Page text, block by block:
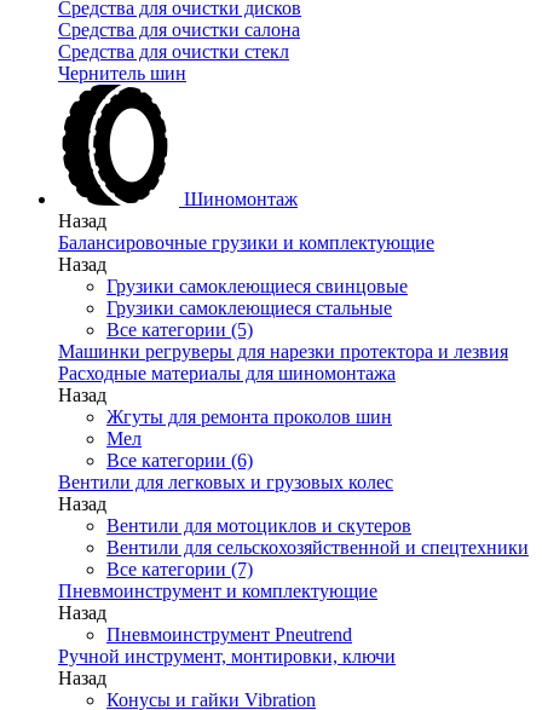
Средства для очистки дисков
Средства для очистки салона
Средства для очистки стекл
Чернитель шин
Шиномонтаж
Назад
Балансировочные грузики и комплектующие
Назад
Грузики самоклеющиеся свинцовые
Грузики самоклеющиеся стальные
Все категории (5)
Машинки регруверы для нарезки протектора и лезвия
Расходные материалы для шиномонтажа
Назад
Жгуты для ремонта проколов шин
Мел
Все категории (6)
Вентили для легковых и грузовых колес
Назад
Вентили для мотоциклов и скутеров
Вентили для сельскохозяйственной и спецтехники
Все категории (7)
Пневмоинструмент и комплектующие
Назад
Пневмоинструмент Pneutrend
Ручной инструмент, монтировки, ключи
Назад
Конусы и гайки Vibration